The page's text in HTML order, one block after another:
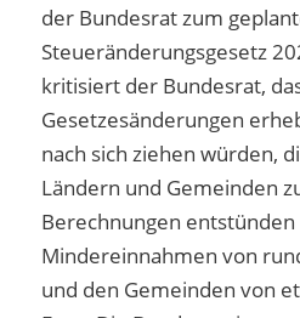
der Bundesrat zum
Steueränderungsgesetz
kritisiert der Bundesrat,
Gesetzesänderungen
nach sich ziehen würden,
Ländern und Gemeinden
Berechnungen
Mindereinnahmen von
und den Gemeinden von